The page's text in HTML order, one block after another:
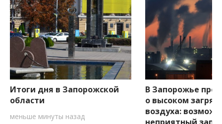
Итоги дня в Запорожской
области
меньше минуты назад
В Запорожье
о высоком
воздуха: